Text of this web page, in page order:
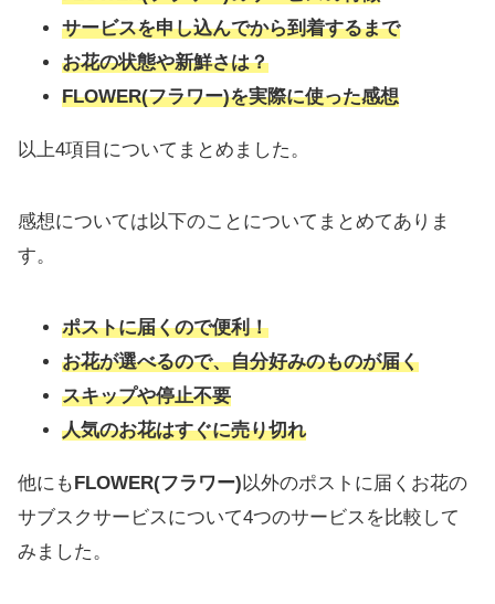
サービスを申し込んでから到着するまで
お花の状態や新鮮さは？
FLOWER(フラワー)を実際に使った感想
以上4項目についてまとめました。
感想については以下のことについてまとめてありま
す。
ポストに届くので便利！
お花が選べるので、自分好みのものが届く
スキップや停止不要
人気のお花はすぐに売り切れ
他にもFLOWER(フラワー)以外のポストに届くお花の
サブスクサービスについて4つのサービスを比較して
みました。